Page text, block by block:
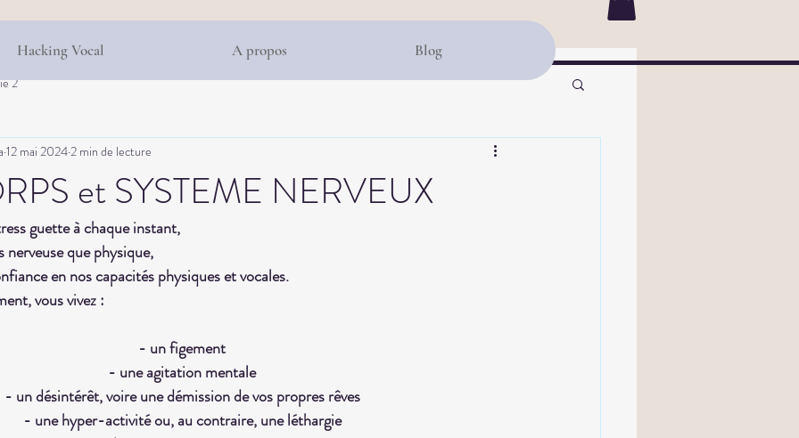
Hacking Vocal A propos Blog
2
et SYSTEME NERVEUX
12 mai 2024 2 min de lecture
guette à chaque instant,
que physique,
en nos capacités physiques et vocales.
vous vivez :
- un figement
- une agitation mentale
- un désintérêt, voire une démission de vos propres rêves
- une hyper-activité ou, au contraire, une léthargie